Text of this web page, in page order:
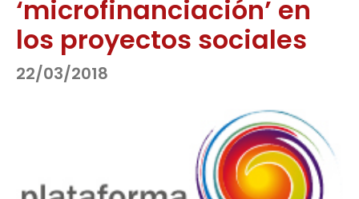
‘microfinanciación’ en
los proyectos sociales
22/03/2018